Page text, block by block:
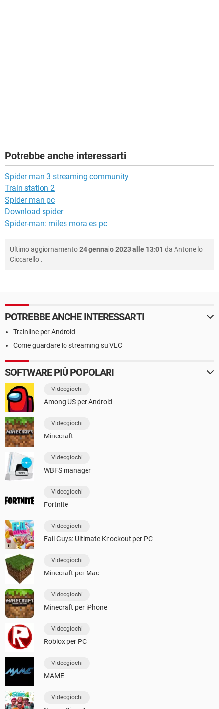
Potrebbe anche interessarti
Spider man 3 streaming community
Train station 2
Spider man pc
Download spider
Spider-man: miles morales pc
Ultimo aggiornamento24 gennaio 2023 alle 13:01 da Antonello
Ciccarello .
POTREBBE ANCHE INTERESSARTI
Trainline per Android
Come guardare lo streaming su VLC
SOFTWARE PIÙ POPOLARI
Videogiochi
Among US per Android
Videogiochi
Minecraft
Videogiochi
WBFS manager
Videogiochi
Fortnite
Videogiochi
Fall Guys: Ultimate Knockout per PC
Videogiochi
Minecraft per Mac
Videogiochi
Minecraft per iPhone
Videogiochi
Roblox per PC
Videogiochi
MAME
Videogiochi